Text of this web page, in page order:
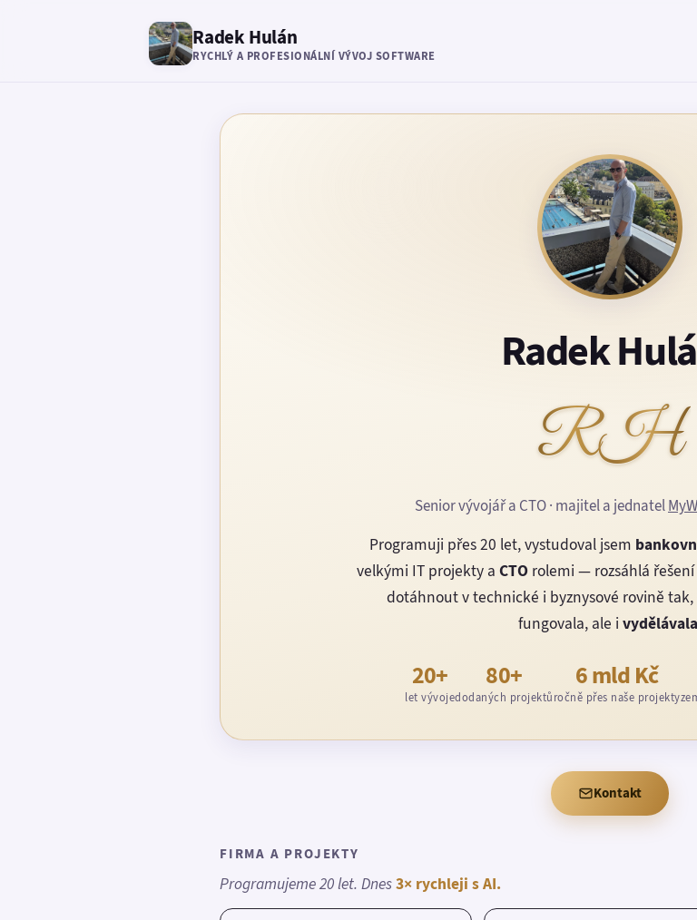
Radek Hulán
RYCHLÝ A PROFESIONÁLNÍ VÝVOJ SOFTWARE
Radek
RH
Senior vývojář a CTO · majitel a jednatel
Programuji přes 20 let, vystudoval jsem
velkými IT projekty a CTOrolemi — rozsáhlá
dotáhnout v technické i byznysové rovině
fungovala, ale i vydělávala
20+
let vývoje
80+
dodaných projektů
6 mld Kč
ročně přes naše projekty
Kontakt
FIRMA A PROJEKTY
Programujeme 20 let. Dnes3× rychleji s AI.